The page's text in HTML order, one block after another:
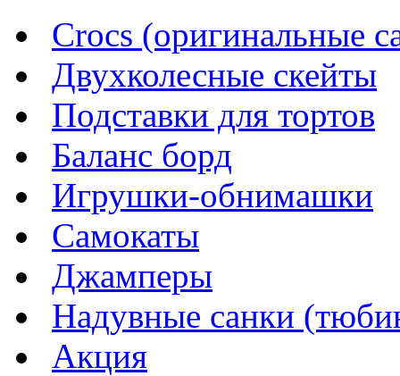
Crocs (оригинальные
Двухколесные скейты
Подставки для тортов
Баланс борд
Игрушки-обнимашки
Самокаты
Джамперы
Надувные санки
Акция